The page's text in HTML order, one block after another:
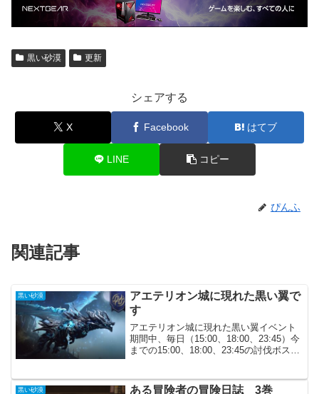
黒い砂漠 更新
シェアする
X Facebook はてブ
LINE コピー
ぴんふ
関連記事
黒い砂漠
アエテリオン城に現れた黒い翼で
す
アエテリオン城に現れた黒い翼イベント
期間中、毎日（15:00、18:00、23:45）今
までの15:00、18:00、23:45の討伐ボスで
ただ戦闘のバフアイテムだけは...
黒い砂漠 ある冒険者の冒険日誌 3巻